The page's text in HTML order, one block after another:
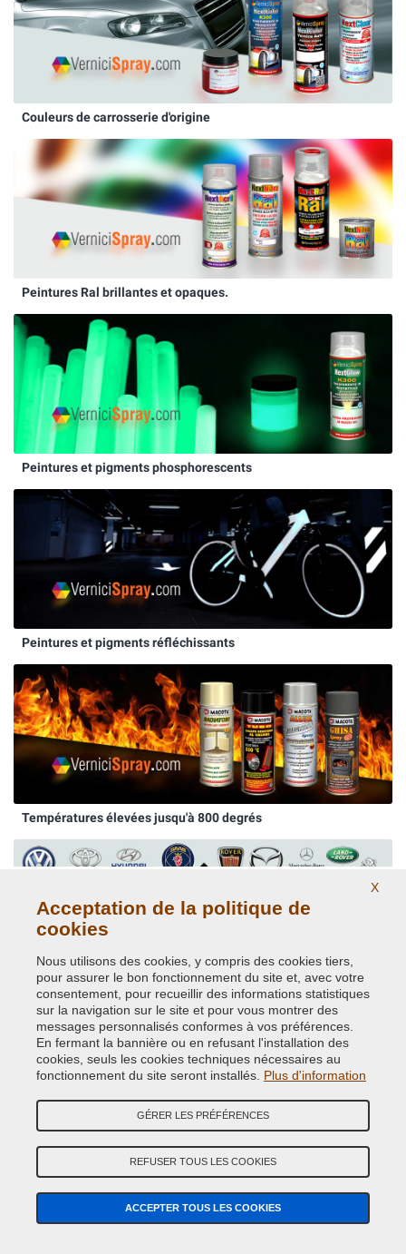
Couleurs de carrosserie d'origine
Peintures Ral brillantes et opaques.
Peintures et pigments phosphorescents
Peintures et pigments réfléchissants
Températures élevées jusqu'à 800 degrés
Peinture Voiture de toutes marques
Peintures nuancier RAL K7
X
Acceptation de la politique de
cookies
Nous utilisons des cookies, y compris des cookies tiers,
pour assurer le bon fonctionnement du site et, avec votre
consentement, pour recueillir des informations statistiques
sur la navigation sur le site et pour vous montrer des
messages personnalisés conformes à vos préférences.
En fermant la bannière ou en refusant l'installation des
cookies, seuls les cookies techniques nécessaires au
fonctionnement du site seront installés. Plus d'information
GÉRER LES PRÉFÉRENCES
REFUSER TOUS LES COOKIES
ACCEPTER TOUS LES COOKIES